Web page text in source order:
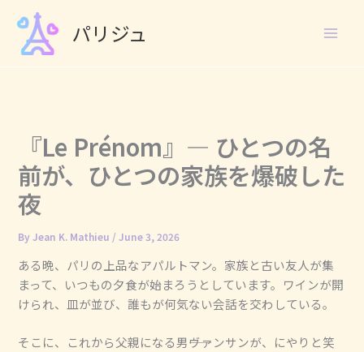
content
パリジュ
『Le Prénom』― ひとつの名
前が、ひとつの家族を爆破した
夜
ByJean K. Mathieu /June 3, 2026
ある晩、パリの上品なアパルトマン。家族と古い友人が集
まって、いつもの夕食が始まろうとしています。ワインが開
けられ、皿が並び、誰もが何気ない会話を交わしている。
そこに、これから父親になる男――ヴァンサンが、にやりと笑